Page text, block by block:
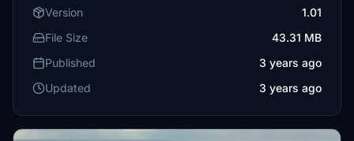
Version
1.01
File Size
43.31 MB
Published
3 years ago
Updated
3 years ago